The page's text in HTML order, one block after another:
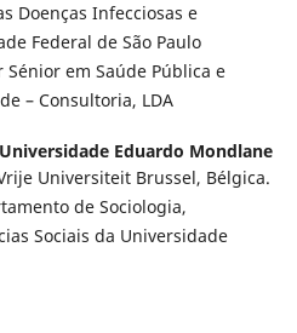
Doenças Infecciosas e
Federal de São Paulo
Sénior em Saúde Pública e
– Consultoria, LDA
Universidade Eduardo Mondlane
Universiteit Brussel, Bélgica.
de Sociologia,
Sociais da Universidade